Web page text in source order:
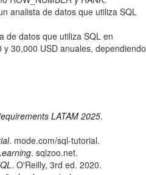
analista de datos que utiliza SQL
de datos que utiliza SQL en
30,000 USD anuales, dependiendo
LATAM 2025.
. mode.com/sql-tutorial.
. sqlzoo.net.
. O'Reilly, 3rd ed. 2020.